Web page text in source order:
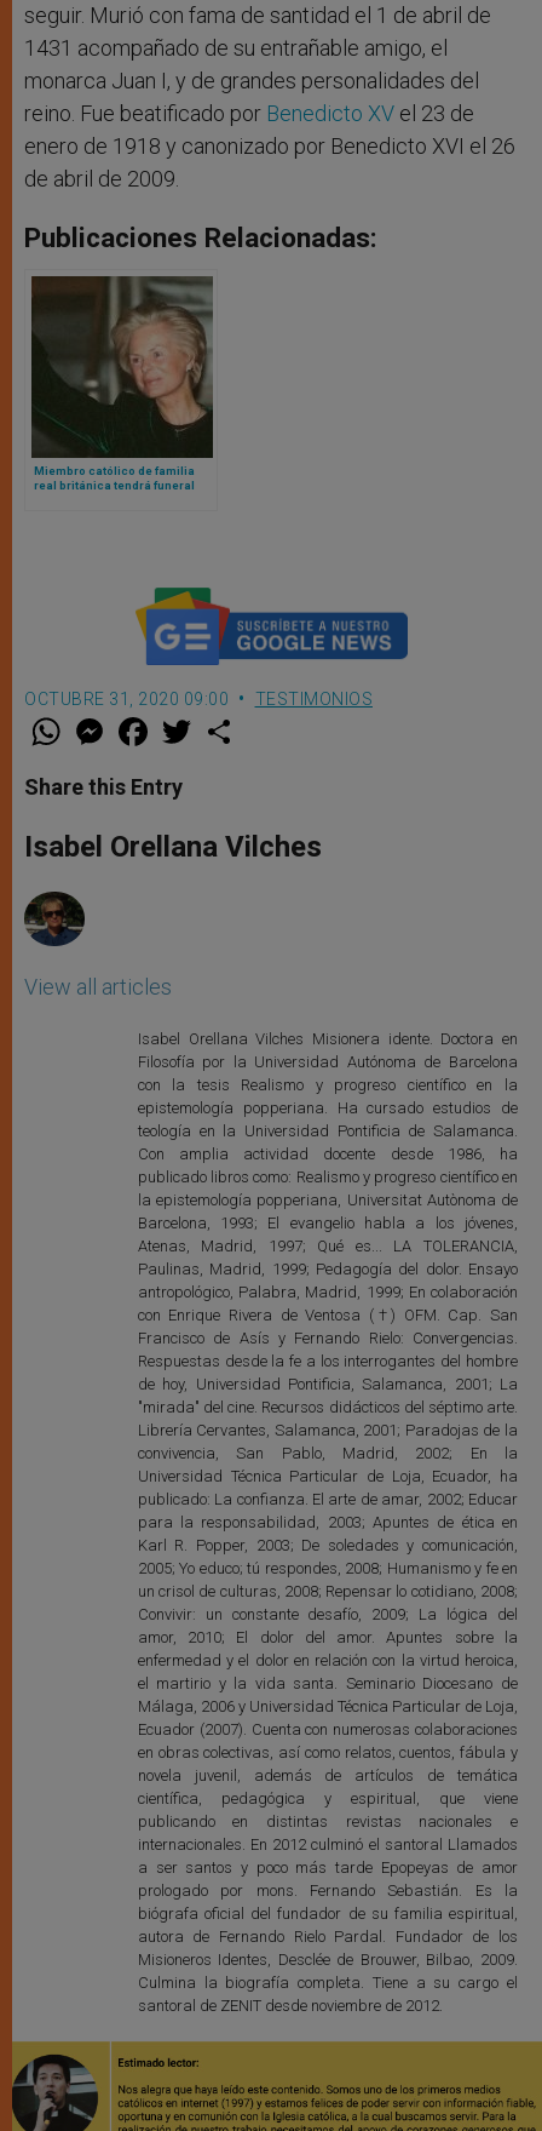
seguir. Murió con fama de santidad el 1 de abril de
1431 acompañado de su entrañable amigo, el
monarca Juan I, y de grandes personalidades del
reino. Fue beatificado por Benedicto XV el 23 de
enero de 1918 y canonizado por Benedicto XVI el 26
de abril de 2009.
Publicaciones Relacionadas:
Miembro católico de familia
real británica tendrá funeral
OCTUBRE 31, 2020 09:00 TESTIMONIOS
W
t
s
p
p
M
e
s
e
g
e
F
a
e
b
o
k
w
r
Share this Entry
Isabel Orellana Vilches
View all articles
Isabel Orellana Vilches Misionera idente. Doctora en
Filosofía por la Universidad Autónoma de Barcelona
con la tesis Realismo y progreso científico en la
epistemología popperiana. Ha cursado estudios de
teología en la Universidad Pontificia de Salamanca.
Con amplia actividad docente desde 1986, ha
publicado libros como: Realismo y progreso científico en
la epistemología popperiana, Universitat Autònoma de
Barcelona, 1993; El evangelio habla a los jóvenes,
Atenas, Madrid, 1997; Qué es... LA TOLERANCIA,
Paulinas, Madrid, 1999; Pedagogía del dolor. Ensayo
antropológico, Palabra, Madrid, 1999; En colaboración
con Enrique Rivera de Ventosa (†) OFM. Cap. San
Francisco de Asís y Fernando Rielo: Convergencias.
Respuestas desde la fe a los interrogantes del hombre
de hoy, Universidad Pontificia, Salamanca, 2001; La
"mirada" del cine. Recursos didácticos del séptimo arte.
Librería Cervantes, Salamanca, 2001; Paradojas de la
convivencia, San Pablo, Madrid, 2002; En la
Universidad Técnica Particular de Loja, Ecuador, ha
publicado: La confianza. El arte de amar, 2002; Educar
para la responsabilidad, 2003; Apuntes de ética en
Karl R. Popper, 2003; De soledades y comunicación,
2005; Yo educo; tú respondes, 2008; Humanismo y fe en
un crisol de culturas, 2008; Repensar lo cotidiano, 2008;
Convivir: un constante desafío, 2009; La lógica del
amor, 2010; El dolor del amor. Apuntes sobre la
enfermedad y el dolor en relación con la virtud heroica,
el martirio y la vida santa. Seminario Diocesano de
Málaga, 2006 y Universidad Técnica Particular de Loja,
Ecuador (2007). Cuenta con numerosas colaboraciones
en obras colectivas, así como relatos, cuentos, fábula y
novela juvenil, además de artículos de temática
científica, pedagógica y espiritual, que viene
publicando en distintas revistas nacionales e
internacionales. En 2012 culminó el santoral Llamados
a ser santos y poco más tarde Epopeyas de amor
prologado por mons. Fernando Sebastián. Es la
biógrafa oficial del fundador de su familia espiritual,
autora de Fernando Rielo Pardal. Fundador de los
Misioneros Identes, Desclée de Brouwer, Bilbao, 2009.
Culmina la biografía completa. Tiene a su cargo el
santoral de ZENIT desde noviembre de 2012.